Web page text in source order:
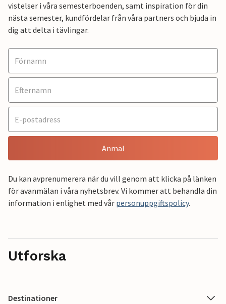
vistelser i våra semesterboenden, samt inspiration för din
nästa semester, kundfördelar från våra partners och bjuda in
dig att delta i tävlingar.
Anmäl
Du kan avprenumerera när du vill genom att klicka på länken
för avanmälan i våra nyhetsbrev. Vi kommer att behandla din
information i enlighet med vår personuppgiftspolicy.
Utforska
Destinationer